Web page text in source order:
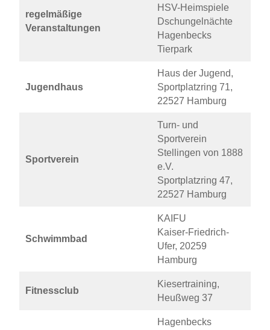
regelmäßige
Veranstaltungen
HSV-Heimspiele
Dschungelnächte
Hagenbecks
Tierpark
Jugendhaus
Haus der Jugend,
Sportplatzring 71,
22527 Hamburg
Sportverein
Turn- und
Sportverein
Stellingen von 1888
e.V.
Sportplatzring 47,
22527 Hamburg
Schwimmbad
KAIFU
Kaiser-Friedrich-
Ufer, 20259
Hamburg
Fitnessclub
Kiesertraining,
Heußweg 37
Hagenbecks